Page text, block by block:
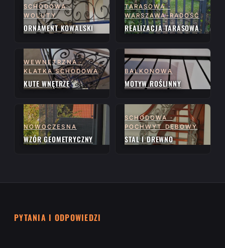
SCHODOWA ·
WOLUTY
ORNAMENT KOWALSKI
TARASOWA ·
WARSZAWA-RADOŚĆ
REALIZACJA TARASOWA
WEWNĘTRZNA ·
KLATKA SCHODOWA
KUTE WNĘTRZE
BALKONOWA
MOTYW ROŚLINNY
NOWOCZESNA
WZÓR GEOMETRYCZNY
SCHODOWA ·
POCHWYT DĘBOWY
STAL I DREWNO
PYTANIA I ODPOWIEDZI